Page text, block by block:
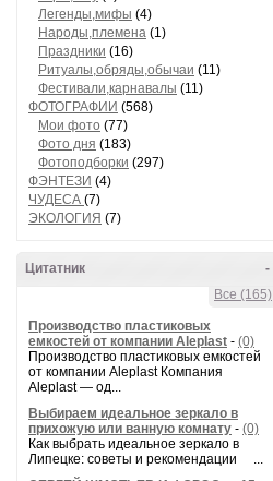
Легенды,мифы (4)
Народы,племена (1)
Праздники (16)
Ритуалы,обряды,обычаи (11)
Фестивали,карнавалы (11)
ФОТОГРАФИИ (568)
Мои фото (77)
Фото дня (183)
Фотоподборки (297)
ФЭНТЕЗИ (4)
ЧУДЕСА (7)
ЭКОЛОГИЯ (7)
-
Цитатник
Все (165)
Производство пластиковых
емкостей от компании Aleplast - (0)
Производство пластиковых емкостей
от компании Aleplast Компания
Aleplast — од...
Выбираем идеальное зеркало в
прихожую или ванную комнату - (0)
Как выбрать идеальное зеркало в
Липецке: советы и рекомендации ...